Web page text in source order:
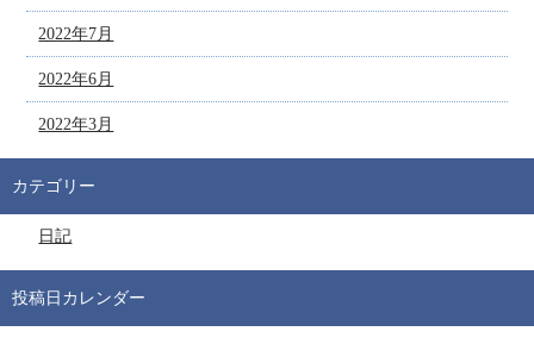
2022年7月
2022年6月
2022年3月
カテゴリー
日記
投稿日カレンダー